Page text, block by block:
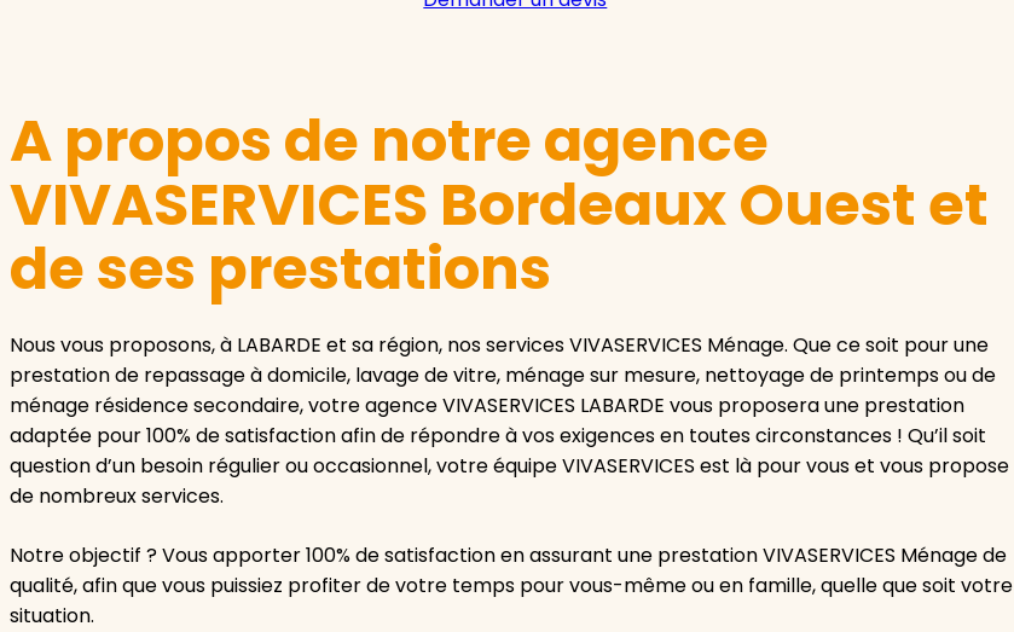
A propos de notre agence
VIVASERVICES Bordeaux Ouest et
de ses prestations
Nous vous proposons, à LABARDE et sa région, nos services VIVASERVICES Ménage. Que ce soit pour une
prestation de repassage à domicile, lavage de vitre, ménage sur mesure, nettoyage de printemps ou de
ménage résidence secondaire, votre agence VIVASERVICES LABARDE vous proposera une prestation
adaptée pour 100% de satisfaction afin de répondre à vos exigences en toutes circonstances ! Qu’il soit
question d’un besoin régulier ou occasionnel, votre équipe VIVASERVICES est là pour vous et vous propose
de nombreux services.
Notre objectif ? Vous apporter 100% de satisfaction en assurant une prestation VIVASERVICES Ménage de
qualité, afin que vous puissiez profiter de votre temps pour vous-même ou en famille, quelle que soit votre
situation.